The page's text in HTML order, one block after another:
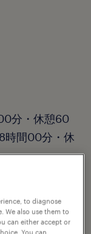
分・休憩60
時間00分・休
to diagnose
We also use them to
can either accept or
You can